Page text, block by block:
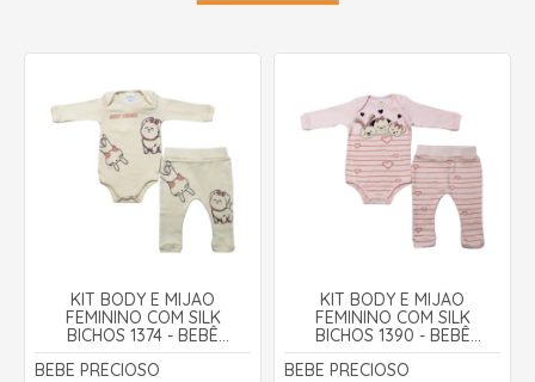
KIT BODY E MIJÃO
FEMININO COM SILK
BICHOS 1374 - BEBÊ
PRECIOSO
BEBE PRECIOSO
KIT BODY E MIJÃO
FEMININO COM SILK
BICHOS 1390 - BEBÊ
PRECIOSO
BEBE PRECIOSO